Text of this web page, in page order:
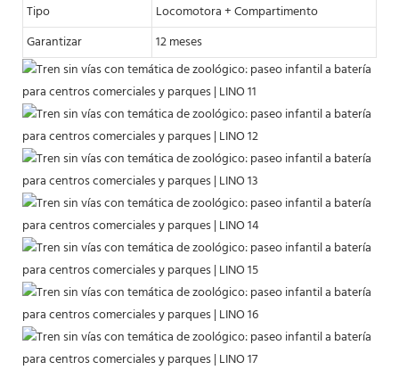
Tipo
Locomotora + Compartimento
Garantizar
12 meses